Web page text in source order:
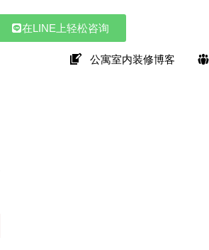
在LINE上轻松咨询
公寓室内装修博客